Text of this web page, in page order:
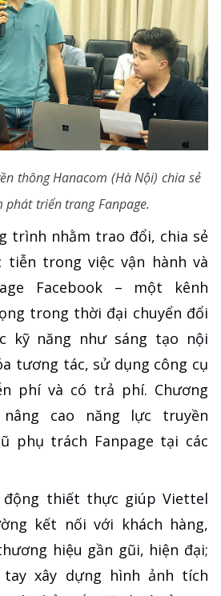
thông Hanacom (Hà Nội) chia sẻ
phát triển trang Fanpage.
trình nhằm trao đổi, chia sẻ
tiễn trong việc vận hành và
Facebook – một kênh
trong thời đại chuyển đổi
kỹ năng như sáng tạo nội
tương tác, sử dụng công cụ
phí và có trả phí. Chương
cao năng lực truyền
phụ trách Fanpage tại các
thiết thực giúp Viettel
kết nối với khách hàng,
hiệu gần gũi, hiện đại;
xây dựng hình ảnh tích